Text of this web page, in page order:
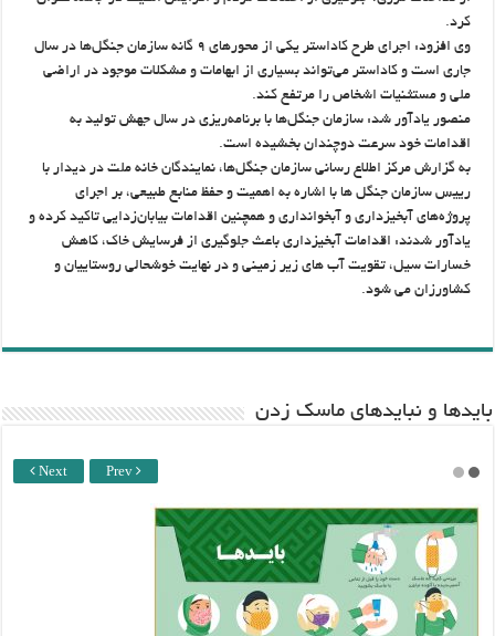
کرد‎.‎
وی افزود: اجرای طرح کاداستر یکی از محورهای ۹ گانه سازمان جنگل‌ها در سال
جاری است و کاداستر ‏می‌تواند بسیاری از ابهامات و مشکلات موجود در اراضی
ملی و مستثنیات اشخاص را مرتفع کند‎.‎
منصور یادآور شد: سازمان جنگل‌ها با برنامه‌ریزی در سال جهش تولید به
اقدامات خود سرعت دوچندان ‏بخشیده است‎.‎
به گزارش مرکز اطلاع رسانی سازمان جنگل‌ها، نمایندگان خانه ملت در دیدار با
رییس سازمان جنگل ها با اشاره به اهمیت و حفظ منابع ‏طبیعی، بر اجرای
پروژه‌های آبخیزداری و آبخوانداری و همچنین اقدامات بیابان‌زدایی تاکید کرده و
یادآور ‏شدند: اقدامات آبخیزداری باعث جلوگیری از فرسایش خاک، کاهش
خسارات سیل، تقویت آب های زیر ‏زمینی و در نهایت خوشحالی روستاییان و
کشاورزان می شود.
باید‌ها و نبایدهای ماسک زدن
Next Prev